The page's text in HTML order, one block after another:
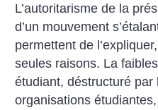
L’autoritarisme de la
d’un mouvement
permettent de
seules raisons. La
étudiant, déstructuré par
organisations